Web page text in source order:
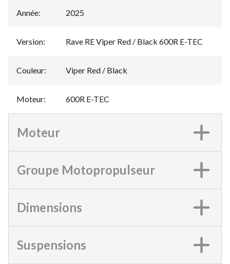
Année: 2025
Version: Rave RE Viper Red / Black 600R E-TEC
Couleur: Viper Red / Black
Moteur: 600R E-TEC
Moteur
Groupe Motopropulseur
Dimensions
Suspensions